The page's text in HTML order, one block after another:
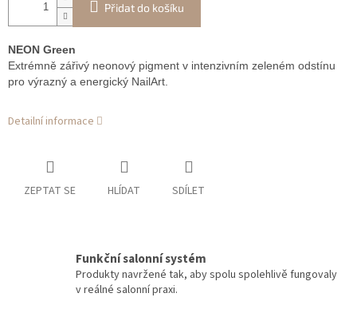
Přidat do košíku
NEON Green
Extrémně zářivý neonový pigment v intenzivním zeleném odstínu
pro výrazný a energický NailArt.
Detailní informace
ZEPTAT SE HLÍDAT SDÍLET
Funkční salonní systém
Produkty navržené tak, aby spolu spolehlivě fungovaly
v reálné salonní praxi.